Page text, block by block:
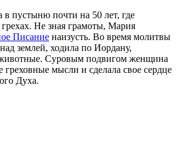
пустыню почти на 50 лет, где
грехах. Не зная грамоты, Мария
Писание наизусть. Во время молитвы
землей, ходила по Иордану,
животные. Суровым подвигом женщина
греховные мысли и сделала свое сердце
Духа.